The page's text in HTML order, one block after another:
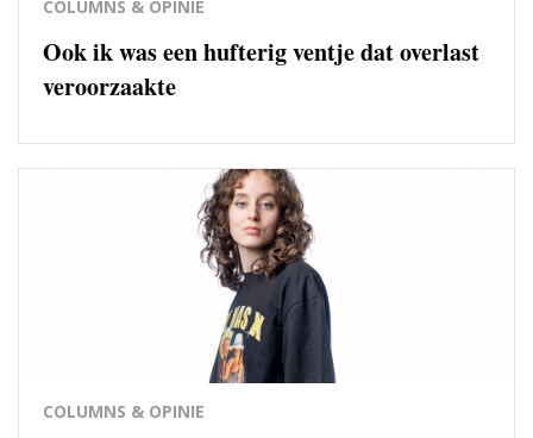
COLUMNS & OPINIE
Ook ik was een hufterig ventje dat overlast
veroorzaakte
COLUMNS & OPINIE